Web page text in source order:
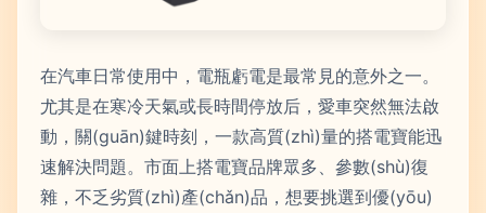
在汽車日常使用中，電瓶虧電是最常見的意外之一。
尤其是在寒冷天氣或長時間停放后，愛車突然無法啟
動，關(guān)鍵時刻，一款高質(zhì)量的搭電寶能迅
速解決問題。市面上搭電寶品牌眾多、參數(shù)復
雜，不乏劣質(zhì)產(chǎn)品，想要挑選到優(yōu)